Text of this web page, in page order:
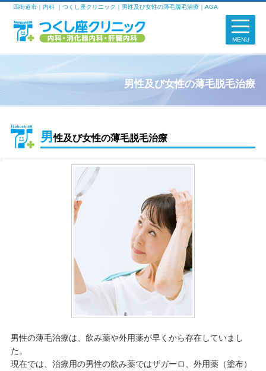
四街道市｜内科 ｜つくし座クリニック｜男性及び女性の薄毛脱毛治療｜AGA
MENU
男性及び女性の薄毛脱毛治療
男性及び女性の薄毛脱毛治療
男性の薄毛治療は、飲み薬や外用薬が早くから存在していまし
た。
現在では、治療用の男性の飲み薬ではザガーロ、外用薬（塗布）